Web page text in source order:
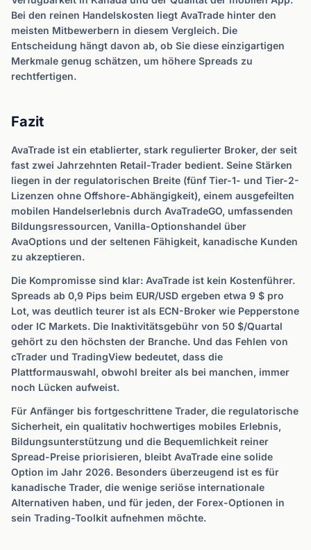
Bei den reinen Handelskosten liegt AvaTrade hinter den
meisten Mitbewerbern in diesem Vergleich. Die
Entscheidung hängt davon ab, ob Sie diese einzigartigen
Merkmale genug schätzen, um höhere Spreads zu
rechtfertigen.
Fazit
AvaTrade ist ein etablierter, stark regulierter Broker, der seit
fast zwei Jahrzehnten Retail-Trader bedient. Seine Stärken
liegen in der regulatorischen Breite (fünf Tier-1- und Tier-2-
Lizenzen ohne Offshore-Abhängigkeit), einem ausgefeilten
mobilen Handelserlebnis durch AvaTradeGO, umfassenden
Bildungsressourcen, Vanilla-Optionshandel über
AvaOptions und der seltenen Fähigkeit, kanadische Kunden
zu akzeptieren.
Die Kompromisse sind klar: AvaTrade ist kein Kostenführer.
Spreads ab 0,9 Pips beim EUR/USD ergeben etwa 9 $ pro
Lot, was deutlich teurer ist als ECN-Broker wie Pepperstone
oder IC Markets. Die Inaktivitätsgebühr von 50 $/Quartal
gehört zu den höchsten der Branche. Und das Fehlen von
cTrader und TradingView bedeutet, dass die
Plattformauswahl, obwohl breiter als bei manchen, immer
noch Lücken aufweist.
Für Anfänger bis fortgeschrittene Trader, die regulatorische
Sicherheit, ein qualitativ hochwertiges mobiles Erlebnis,
Bildungsunterstützung und die Bequemlichkeit reiner
Spread-Preise priorisieren, bleibt AvaTrade eine solide
Option im Jahr 2026. Besonders überzeugend ist es für
kanadische Trader, die wenige seriöse internationale
Alternativen haben, und für jeden, der Forex-Optionen in
sein Trading-Toolkit aufnehmen möchte.